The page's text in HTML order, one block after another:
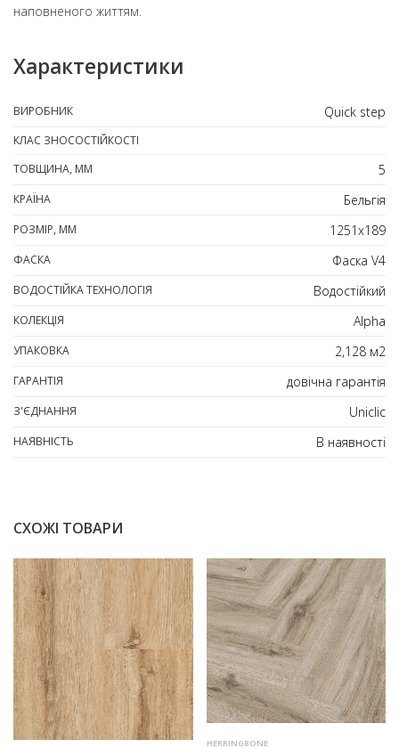
наповненого життям.
Характеристики
ВИРОБНИК Quick step
КЛАС ЗНОСОСТІЙКОСТІ
ТОВЩИНА, ММ
5
КРАЇНА Бельгія
РОЗМІР, ММ 1251х189
ФАСКА Фаска V4
ВОДОСТІЙКА ТЕХНОЛОГІЯ Водостійкий
КОЛЕКЦІЯ Alpha
УПАКОВКА 2,128 м2
ГАРАНТІЯ довічна гарантія
З'ЄДНАННЯ Uniclic
НАЯВНІСТЬ В наявності
СХОЖІ ТОВАРИ
HERRINGBONE